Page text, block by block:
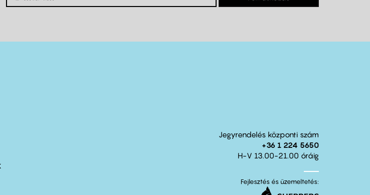
Jegyrendelés központi szám
+36 1 224 5650
H-V 13.00-21.00 óráig
Fejlesztés és üzemeltetés: